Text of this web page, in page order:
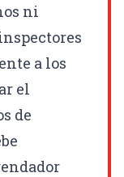
ni
a los
el
de